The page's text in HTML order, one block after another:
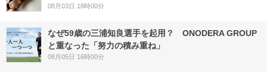
08月03日 18時00分
なぜ59歳の三浦知良選手を起用？ ONODERA GROUP
と重なった「努力の積み重ね」
08月05日 16時00分